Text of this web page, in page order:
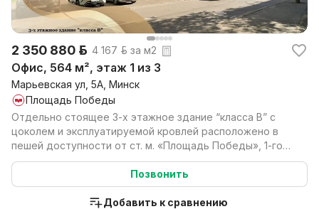
2 350 880 р. 4 167 р. за м2
Офис, 564 м², этаж 1 из 3
Марьевская ул, 5А, Минск
Площадь Победы
Отдельно стоящее 3-х этажное здание “класса В” с
цоколем и эксплуатируемой кровлей расположено в
пешей доступности от ст. м. «Площадь Победы», 1-го
тр...
Позвонить
Добавить к сравнению